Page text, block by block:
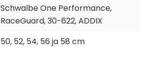
Schwalbe One Performance,
RaceGuard, 30-622, ADDIX
50, 52, 54, 56 ja 58 cm